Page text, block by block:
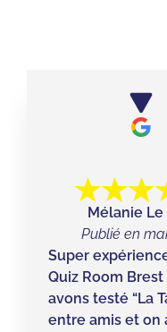
Mélanie Le
Publié en
Super
Quiz Room Brest
avons testé “La
entre amis et on